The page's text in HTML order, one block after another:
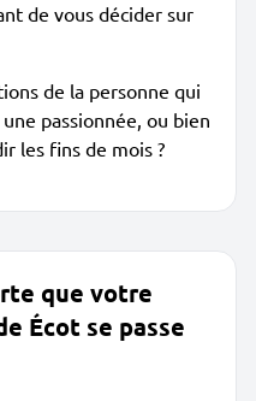
de vous décider sur
de la personne qui
passionnée, ou bien
les fins de mois ?
que votre
Écot se passe